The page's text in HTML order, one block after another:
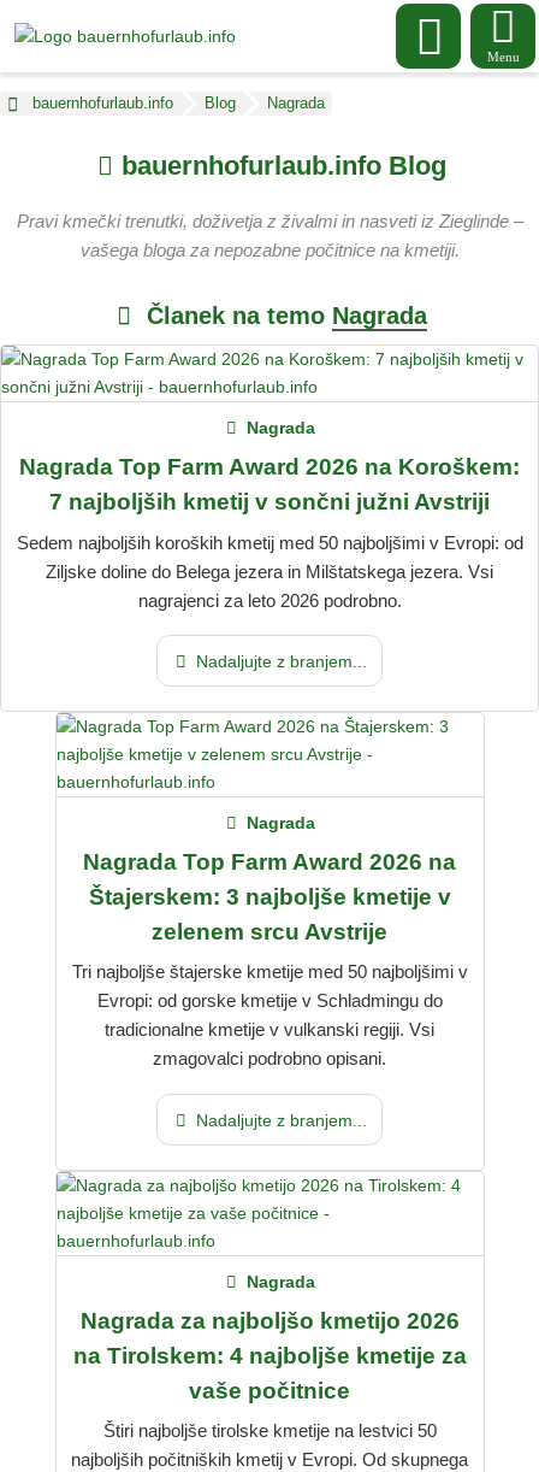
Menu
bauernhofurlaub.info Blog Nagrada
bauernhofurlaub.info Blog
Pravi kmečki trenutki, doživetja z živalmi in nasveti iz Zieglinde –
vašega bloga za nepozabne počitnice na kmetiji.
Članek na temo Nagrada
Nagrada Top Farm Award 2026 na Koroškem:
7 najboljših kmetij v sončni južni Avstriji
Nagrada
Sedem najboljših koroških kmetij med 50 najboljšimi v Evropi: od
Ziljske doline do Belega jezera in Milštatskega jezera. Vsi
nagrajenci za leto 2026 podrobno.
Nadaljujte z branjem...
Nagrada Top Farm Award 2026 na
Štajerskem: 3 najboljše kmetije v
zelenem srcu Avstrije
Nagrada
Tri najboljše štajerske kmetije med 50 najboljšimi v
Evropi: od gorske kmetije v Schladmingu do
tradicionalne kmetije v vulkanski regiji. Vsi
zmagovalci podrobno opisani.
Nadaljujte z branjem...
Nagrada za najboljšo kmetijo 2026
na Tirolskem: 4 najboljše kmetije za
vaše počitnice
Nagrada
Štiri najboljše tirolske kmetije na lestvici 50
najboljših počitniških kmetij v Evropi. Od skupnega